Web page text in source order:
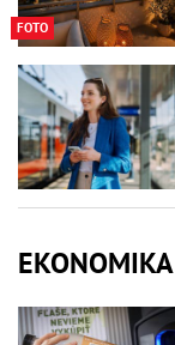
FOTO
EKONOMIKA